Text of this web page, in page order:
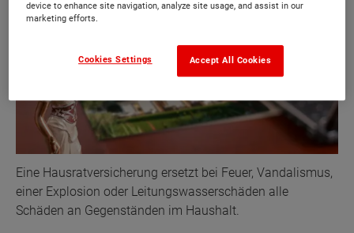
Eine Hausratversicherung ersetzt bei Feuer, Vandalismus,
einer Explosion oder Leitungswasserschäden alle
Schäden an Gegenständen im Haushalt.
device to enhance site navigation, analyze site usage, and assist in our
marketing efforts.
Accept All Cookies
Cookies Settings